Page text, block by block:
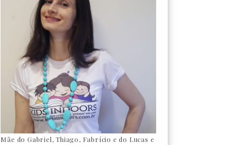
Mãe do Gabriel, Thiago, Fabrício e do Lucas e